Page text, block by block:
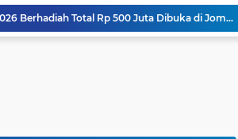
Turnamen PKDI Cup II 2026 Berhadiah Total Rp 500 Juta Dibuka di Jombang, Ketua PKDI Jatim Syaifullah Mahdi: Ajang Silaturrahmi dan Media Komunikasi Antar-Kades untuk Memajukan Desa
Kemerdekaan